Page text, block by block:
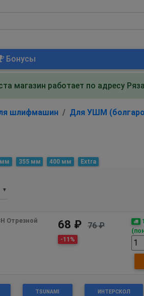
Бонусы
магазин работает по адресу
шлифмашин Для УШМ
мм 355 мм 400 мм Extra
▼
Отрезной
68 ₽ 76 ₽
-11%
TSUNAMI ИНТЕРСКОЛ